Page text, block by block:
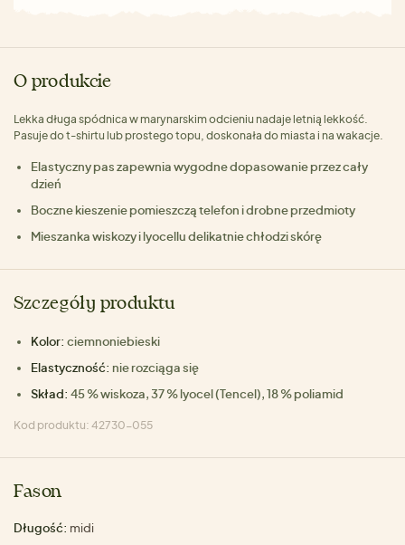
O produkcie
Lekka długa spódnica w marynarskim odcieniu nadaje letnią lekkość.
Pasuje do t-shirtu lub prostego topu, doskonała do miasta i na wakacje.
Elastyczny pas zapewnia wygodne dopasowanie przez cały
dzień
Boczne kieszenie pomieszczą telefon i drobne przedmioty
Mieszanka wiskozy i lyocellu delikatnie chłodzi skórę
Szczegóły produktu
Kolor: ciemnoniebieski
Elastyczność: nie rozciąga się
Skład: 45 % wiskoza, 37 % lyocel (Tencel), 18 % poliamid
Kod produktu: 42730-055
Fason
Długość: midi